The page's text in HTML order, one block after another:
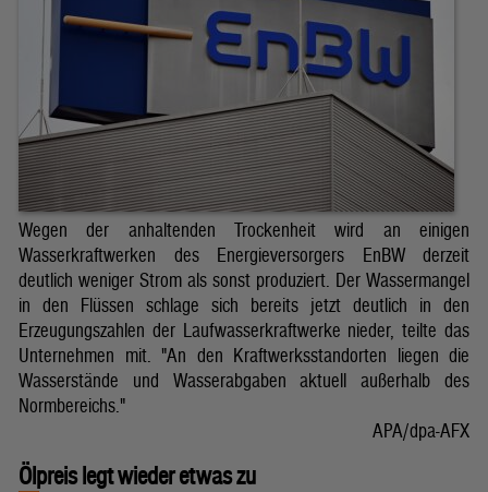
Wegen der anhaltenden Trockenheit wird an einigen
Wasserkraftwerken des Energieversorgers EnBW derzeit
deutlich weniger Strom als sonst produziert. Der Wassermangel
in den Flüssen schlage sich bereits jetzt deutlich in den
Erzeugungszahlen der Laufwasserkraftwerke nieder, teilte das
Unternehmen mit. "An den Kraftwerksstandorten liegen die
Wasserstände und Wasserabgaben aktuell außerhalb des
Normbereichs."
APA/dpa-AFX
Ölpreis legt wieder etwas zu